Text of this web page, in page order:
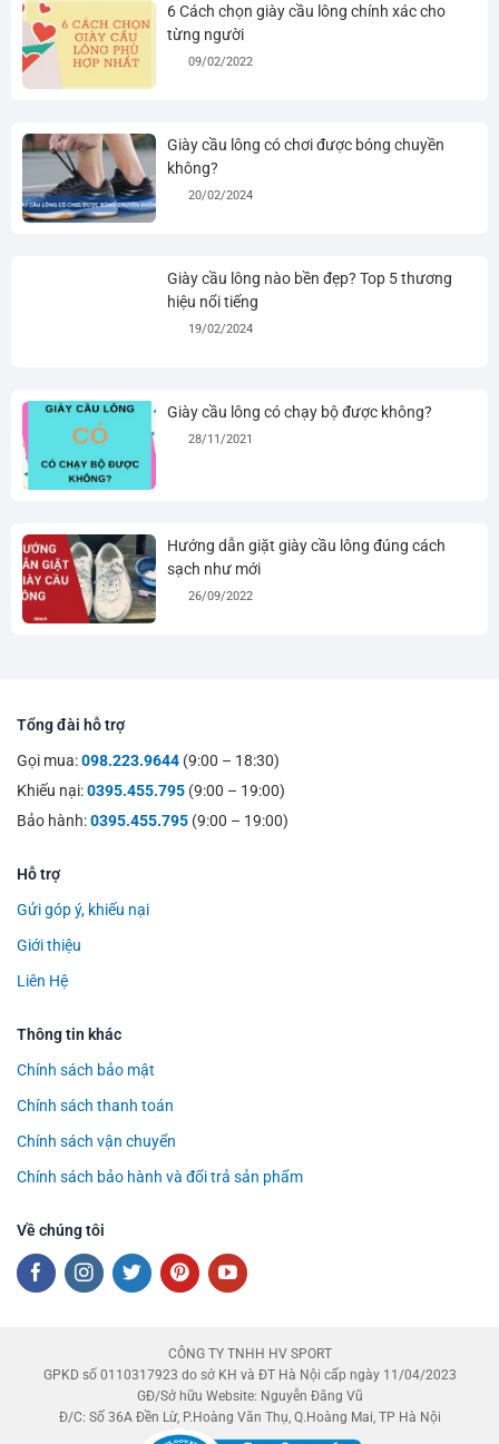
6 Cách chọn giày cầu lông chính xác cho
từng người
09/02/2022
Giày cầu lông có chơi được bóng chuyền
không?
20/02/2024
Giày cầu lông nào bền đẹp? Top 5 thương
hiệu nổi tiếng
19/02/2024
Giày cầu lông có chạy bộ được không?
28/11/2021
Hướng dẫn giặt giày cầu lông đúng cách
sạch như mới
26/09/2022
Tổng đài hỗ trợ
Gọi mua:098.223.9644 (9:00 – 18:30)
Khiếu nại:0395.455.795 (9:00 – 19:00)
Bảo hành:0395.455.795 (9:00 – 19:00)
Hỗ trợ
Gửi góp ý, khiếu nại
Giới thiệu
Liên Hệ
Thông tin khác
Chính sách bảo mật
Chính sách thanh toán
Chính sách vận chuyển
Chính sách bảo hành và đổi trả sản phẩm
Về chúng tôi
CÔNG TY TNHH HV SPORT
GPKD số 0110317923 do sở KH và ĐT Hà Nội cấp ngày 11/04/2023
GĐ/Sở hữu Website: Nguyễn Đăng Vũ
Đ/C: Số 36A Đền Lừ, P.Hoàng Văn Thụ, Q.Hoàng Mai, TP Hà Nội